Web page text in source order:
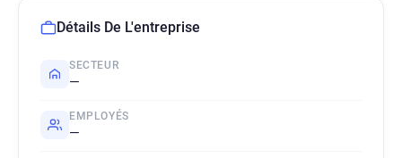
Détails De L'entreprise
SECTEUR
—
EMPLOYÉS
—